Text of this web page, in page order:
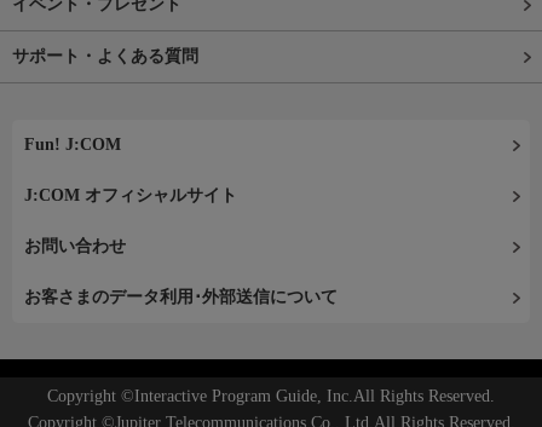
イベント・プレゼント
サポート・よくある質問
Fun! J:COM
J:COM オフィシャルサイト
お問い合わせ
お客さまのデータ利用･外部送信について
Copyright ©Interactive Program Guide, Inc.All Rights Reserved.
Copyright ©Jupiter Telecommunications Co., Ltd.All Rights Reserved.